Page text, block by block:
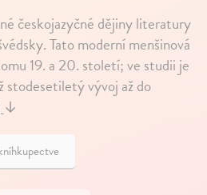
českojazyčné dějiny literatury
Tato moderní menšinová
19. a 20. století; ve studii je
stodesetiletý vývoj až do
↓